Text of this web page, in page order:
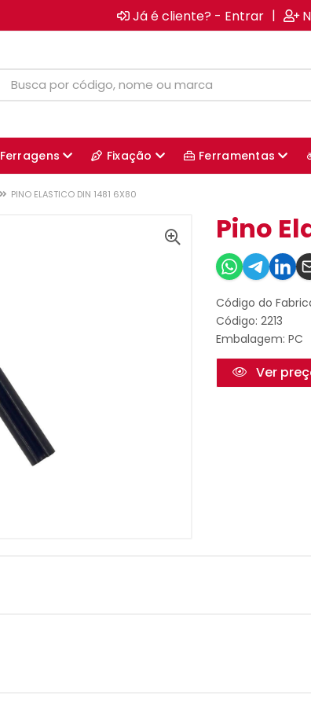
Já é cliente? - Entrar |
Ferragens Fixação Ferramentas
PINO ELASTICO DIN 1481 6X80
Pino
Código do
Código: 2213
Embalagem: PC
Ver